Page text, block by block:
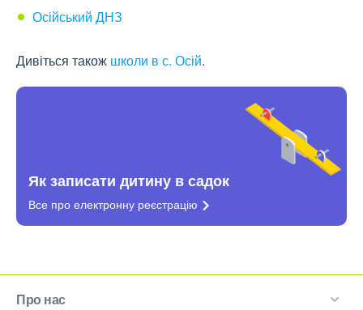
Осійський ДНЗ
Дивіться також школи в с. Осій.
Як записати дитину в садок
Все про електронну реєстрацію
Про нас